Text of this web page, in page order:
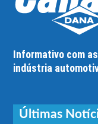
Informativo com
indústria
Últimas